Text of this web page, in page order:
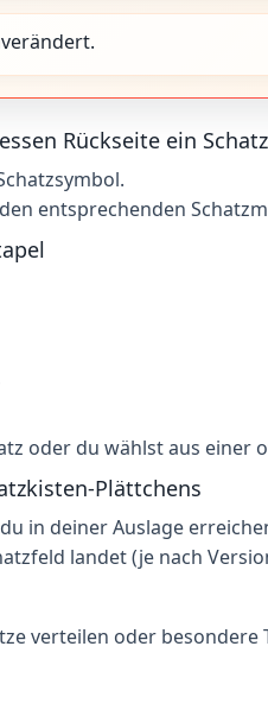
Rückseite ein
entsprechenden
oder du wählst aus einer
Plättchens
in deiner Auslage
landet (je nach
verteilen oder